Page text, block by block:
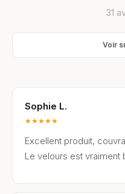
31
Voir
Sophie L.
★★★★★
Excellent produit,
Le velours est vraiment